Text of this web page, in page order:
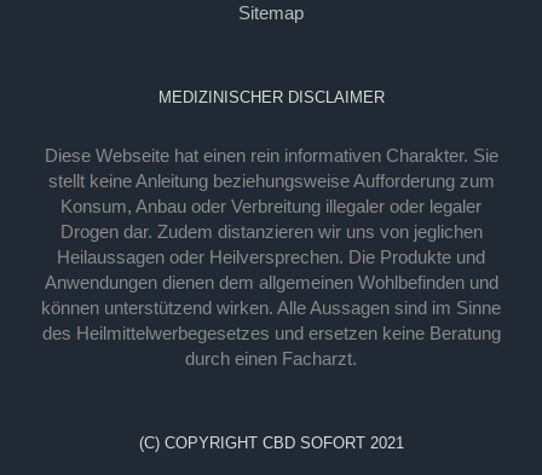
Sitemap
MEDIZINISCHER DISCLAIMER
Diese Webseite hat einen rein informativen Charakter. Sie
stellt keine Anleitung beziehungsweise Aufforderung zum
Konsum, Anbau oder Verbreitung illegaler oder legaler
Drogen dar. Zudem distanzieren wir uns von jeglichen
Heilaussagen oder Heilversprechen. Die Produkte und
Anwendungen dienen dem allgemeinen Wohlbefinden und
können unterstützend wirken. Alle Aussagen sind im Sinne
des Heilmittelwerbegesetzes und ersetzen keine Beratung
durch einen Facharzt.
(C) COPYRIGHT CBD SOFORT 2021